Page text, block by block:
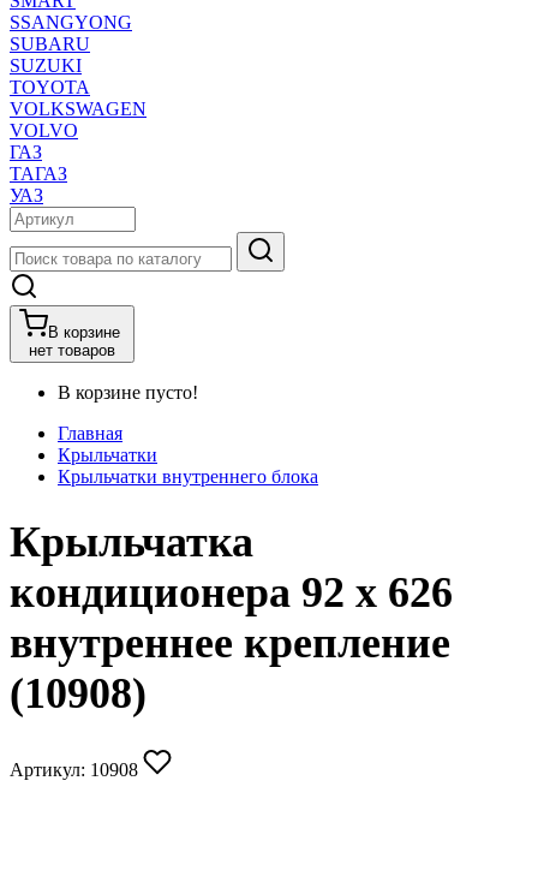
SSANGYONG
SUBARU
SUZUKI
TOYOTA
VOLKSWAGEN
VOLVO
ГАЗ
ТАГАЗ
УАЗ
В корзине
нет товаров
В корзине пусто!
Главная
Крыльчатки
Крыльчатки внутреннего блока
Крыльчатка
кондиционера 92 x 626
внутреннее крепление
(10908)
Артикул: 10908